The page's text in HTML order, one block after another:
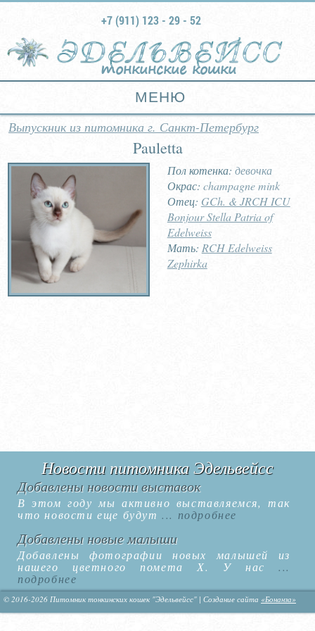
тонкинские кошки
+7 (911) 123 - 29 - 52
МЕНЮ
Выпускник из питомника г. Санкт-Петербург
Pauletta
Пол котенка: девочка
Окрас: champagne mink
Отец: GCh. & JRCH ICU
Bonjour Stella Patria of
Edelweiss
Мать: RCH Edelweiss
Zephirka
Новости питомника Эдельвейсс
Добавлены новости выставок
В этом году мы активно выставляемся, так
что новости еще будут ... подробнее
Добавлены новые малыши
Добавлены фотографии новых малышей из
нашего цветного помета Х. У нас ...
подробнее
© 2016-2026 Питомник тонкинских кошек "Эдельвейсс" | Создание сайта «Бонанза»